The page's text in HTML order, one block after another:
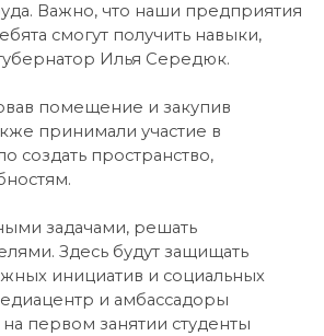
Важно, что наши предприятия
смогут получить навыки,
Илья Середюк.
помещение и закупив
принимали участие в
создать пространство,
задачами, решать
Здесь будут защищать
инициатив и социальных
и амбассадоры
первом занятии студенты